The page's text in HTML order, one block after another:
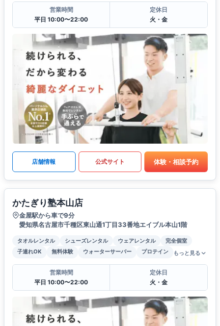
営業時間
平日 10:00〜22:00
定休日
火・金
店舗情報 公式サイト 体験・相談予約
かたぎり塾本山店
金屋駅から車で9分
愛知県名古屋市千種区東山通1丁目33番地エイブル本山1階
タオルレンタル シューズレンタル ウェアレンタル
完全個室
子連れOK
無料体験 ウォーターサーバー プロテイン もっと見る
営業時間
平日 10:00〜22:00
定休日
火・金